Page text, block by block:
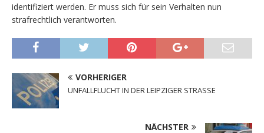
identifiziert werden. Er muss sich für sein Verhalten nun
strafrechtlich verantworten.
VORHERIGER
UNFALLFLUCHT IN DER LEIPZIGER STRASSE
NÄCHSTER